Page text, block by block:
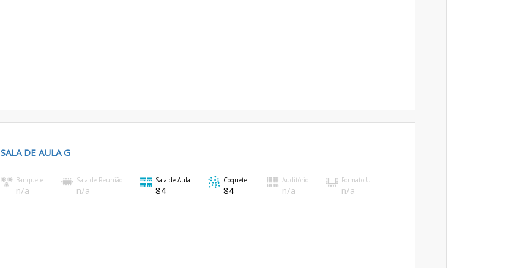
SALA DE AULA G
Banquete
n/a
Sala de Reunião
n/a
Sala de Aula
84
Coquetel
84
Auditório
n/a
Formato U
n/a